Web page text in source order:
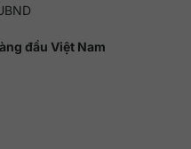
đầu Việt Nam